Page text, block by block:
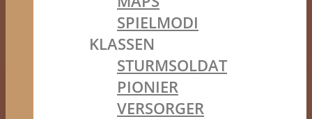
SPIELMODI
KLASSEN
STURMSOLDAT
PIONIER
VERSORGER